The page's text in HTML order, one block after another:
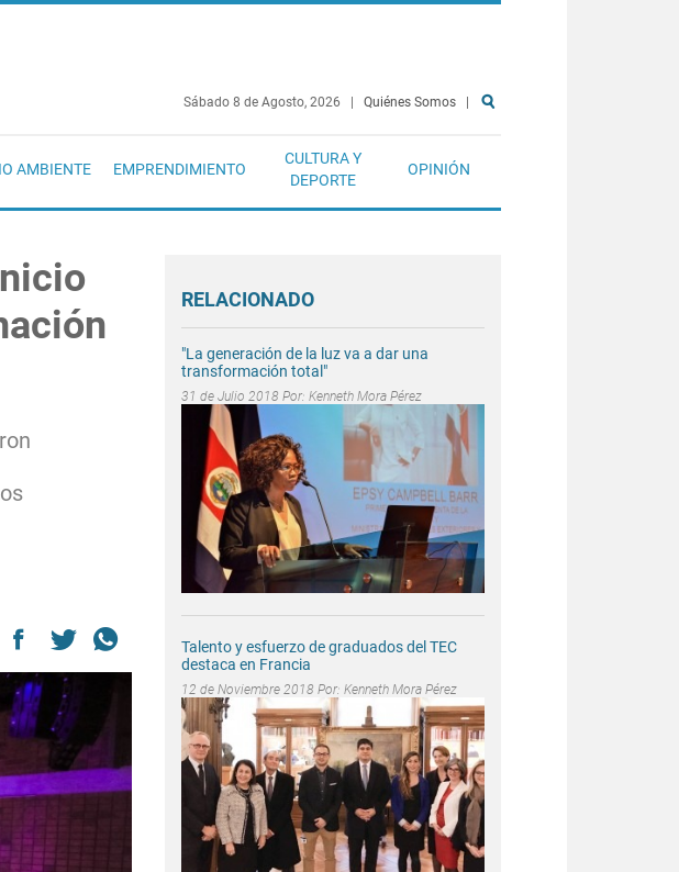
Sábado 8 de Agosto, 2026 Quiénes Somos
AMBIENTE EMPRENDIMIENTO
CULTURA Y
DEPORTE
OPINIÓN
RELACIONADO
"La generación de la luz va a dar una
transformación total"
31 de Julio 2018 Por: Kenneth Mora Pérez
Talento y esfuerzo de graduados del TEC
destaca en Francia
12 de Noviembre 2018 Por: Kenneth Mora Pérez